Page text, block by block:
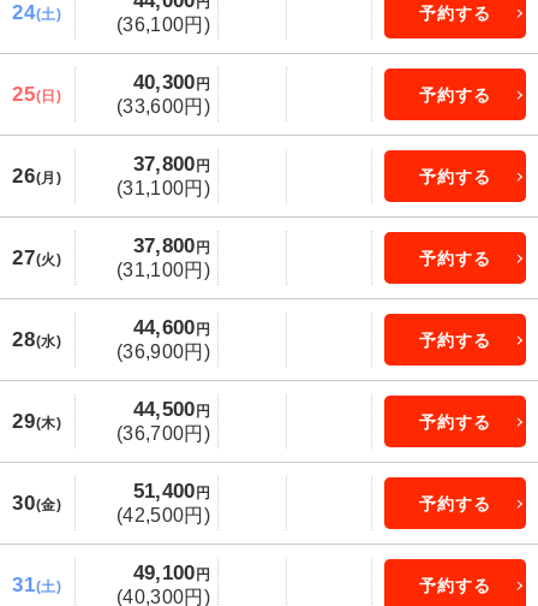
24(土)
(36,100円)
予約する
25(日)
40,300 円
(33,600円)
予約する
26(月)
37,800 円
(31,100円)
予約する
27(火)
37,800 円
(31,100円)
予約する
28(水)
44,600 円
(36,900円)
予約する
29(木)
44,500 円
(36,700円)
予約する
30(金)
51,400 円
(42,500円)
予約する
31(土)
49,100 円
(40,300円)
予約する